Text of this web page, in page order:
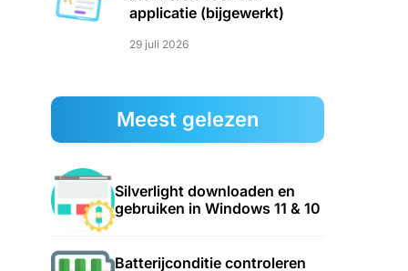
applicatie (bijgewerkt)
29 juli 2026
Meest gelezen
Silverlight downloaden en
gebruiken in Windows 11 & 10
Batterijconditie controleren